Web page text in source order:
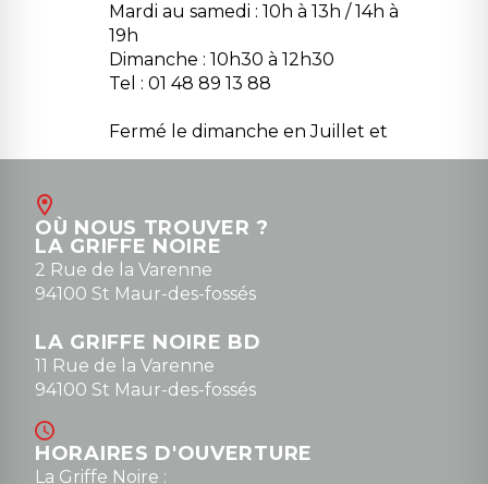
Mardi au samedi : 10h à 13h / 14h à
19h
Dimanche : 10h30 à 12h30
Tel : 01 48 89 13 88
Fermé le dimanche en Juillet et
Août
contact@la-griffe-noire.com
0148836747
OÙ NOUS TROUVER ?
LA GRIFFE NOIRE
2 Rue de la Varenne
94100 St Maur-des-fossés
LA GRIFFE NOIRE BD
11 Rue de la Varenne
94100 St Maur-des-fossés
HORAIRES D'OUVERTURE
La Griffe Noire :